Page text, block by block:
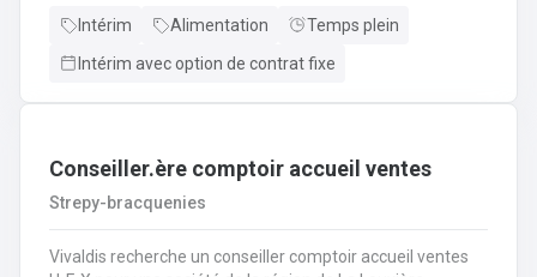
missions : Préparation et cuisson des produits : Vous
baguettes, brioches et autres produits de boulangerie en
de texture et d'apparence. Vous contrôlerez la cuisson et
qualité constante.Gestion des pâtes : Vous superviserez la
utilisation des machines de pétrissage et de
Intérim Alimentation
Temps plein
Intérim avec option de contrat fixe
Conseiller.ère comptoir accueil ventes
Strepy-bracquenies
Vivaldis recherche un conseiller comptoir accueil ventes